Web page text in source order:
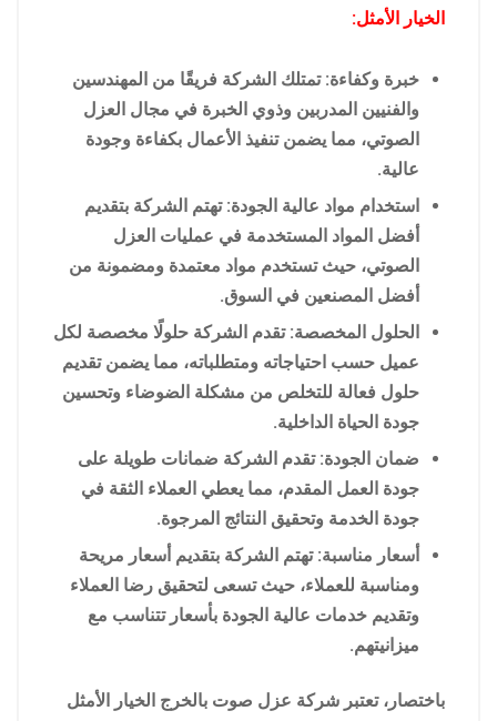
الخيار الأمثل:
خبرة وكفاءة: تمتلك الشركة فريقًا من المهندسين
والفنيين المدربين وذوي الخبرة في مجال العزل
الصوتي، مما يضمن تنفيذ الأعمال بكفاءة وجودة
عالية.
استخدام مواد عالية الجودة: تهتم الشركة بتقديم
أفضل المواد المستخدمة في عمليات العزل
الصوتي، حيث تستخدم مواد معتمدة ومضمونة من
أفضل المصنعين في السوق.
الحلول المخصصة: تقدم الشركة حلولًا مخصصة لكل
عميل حسب احتياجاته ومتطلباته، مما يضمن تقديم
حلول فعالة للتخلص من مشكلة الضوضاء وتحسين
جودة الحياة الداخلية.
ضمان الجودة: تقدم الشركة ضمانات طويلة على
جودة العمل المقدم، مما يعطي العملاء الثقة في
جودة الخدمة وتحقيق النتائج المرجوة.
أسعار مناسبة: تهتم الشركة بتقديم أسعار مريحة
ومناسبة للعملاء، حيث تسعى لتحقيق رضا العملاء
وتقديم خدمات عالية الجودة بأسعار تتناسب مع
ميزانيتهم.
باختصار، تعتبر شركة عزل صوت بالخرج الخيار الأمثل